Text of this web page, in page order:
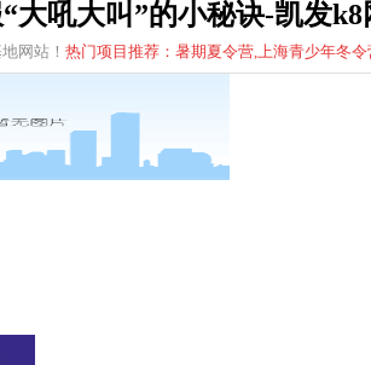
大吼大叫”的小秘诀-凯发
网站！ 热门项目推荐：暑期夏令营,上海青少年冬令